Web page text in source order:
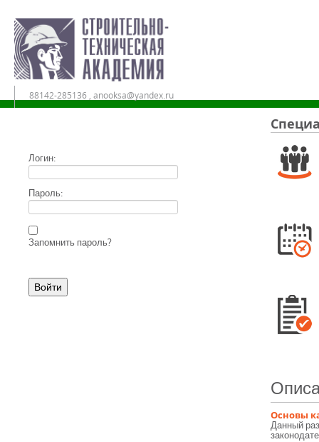
88142-285136 , anooksa@yandex.ru
Дистанционное обучение в АНО ДПО «СТА»
Логин:
Пароль:
Запомнить пароль?
Основы
Данный